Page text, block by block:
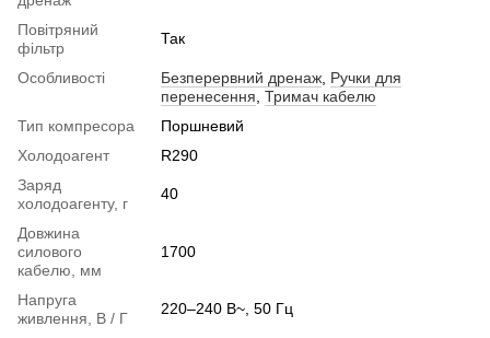
Повітряний
фільтр
Так
Особливості Безперервний дренаж, Ручки для
перенесення, Тримач кабелю
Тип компресора
Поршневий
Холодоагент
R290
Заряд
холодоагенту, г
40
Довжина
силового
кабелю, мм
1700
Напруга
живлення, В / Г
220–240 В~, 50 Гц